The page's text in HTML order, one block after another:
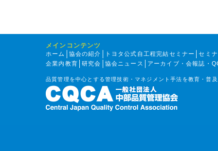
メインコンテンツ
ホーム 協会の紹介 トヨタ公式自工程完結セミナー
セミ
企業内教育
研究会 協会ニュース アーカイブ・会報誌・
品質管理を中心とする管理技術・マネジメント手法を教育・普